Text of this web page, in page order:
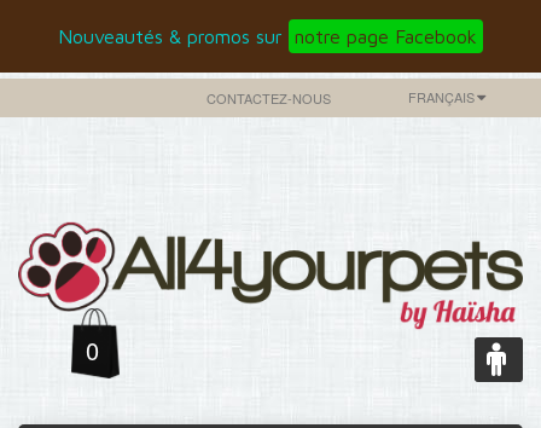
Nouveautés & promos sur notre page Facebook
FRANÇAIS
CONTACTEZ-NOUS
0